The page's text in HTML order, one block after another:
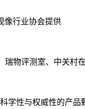
像行业协会提供
瑞物评测室、中关村
学性与权威性的产